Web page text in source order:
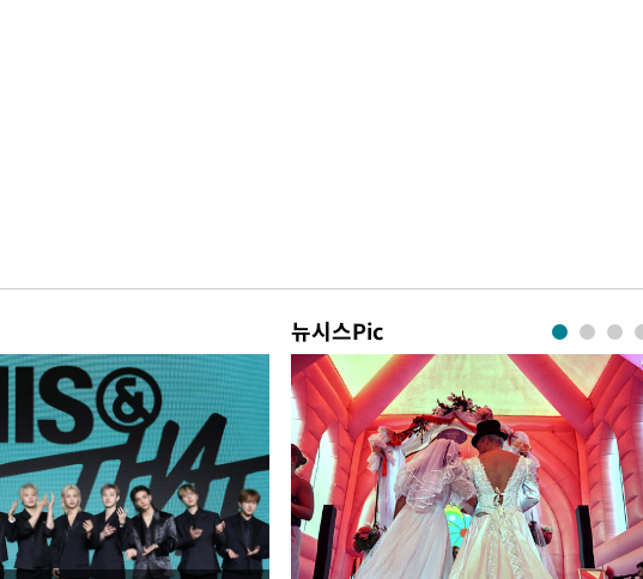
뉴시스Pic